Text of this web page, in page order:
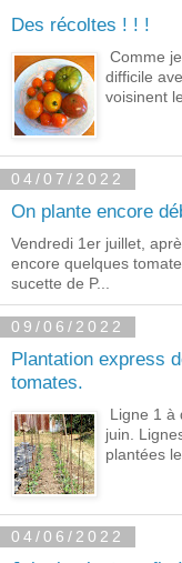
Des récoltes ! ! !
Comme
difficile
voisinent
04/07/2022
On plante encore
Vendredi 1er juillet,
encore quelques
sucette de P...
09/06/2022
Plantation express
tomates.
Ligne 1 à
juin.
plantées
04/06/2022